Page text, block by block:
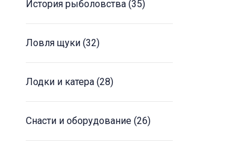
История рыболовства (35)
Ловля щуки (32)
Лодки и катера (28)
Снасти и оборудование (26)